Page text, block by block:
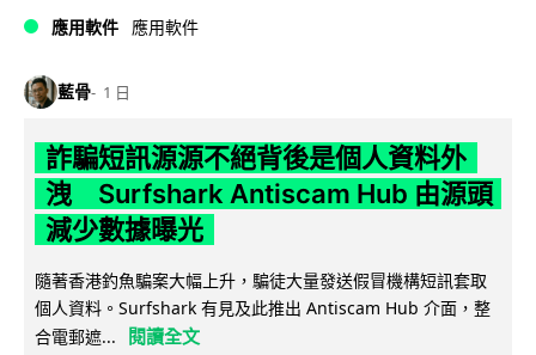
應用軟件 應用軟件
藍骨 1 日
詐騙短訊源源不絕背後是個人資料外
洩 Surfshark Antiscam Hub 由源頭
減少數據曝光
隨著香港釣魚騙案大幅上升，騙徒大量發送假冒機構短訊套取
個人資料。Surfshark 有見及此推出 Antiscam Hub 介面，整
合電郵遮...
閱讀全文